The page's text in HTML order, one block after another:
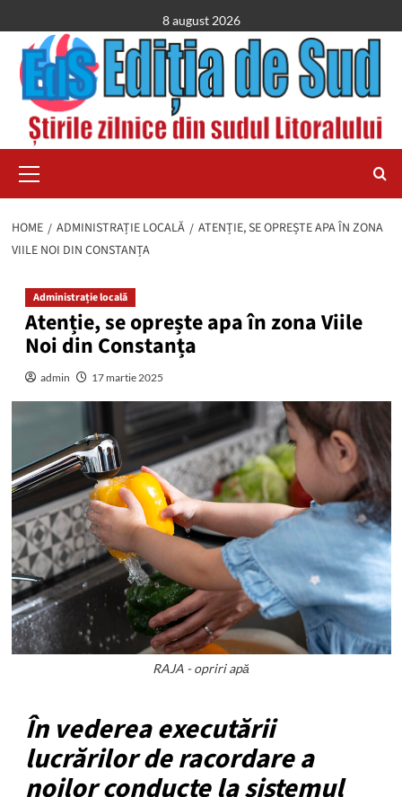
to
content
8 august 2026
Menu
HOME ADMINISTRAȚIE LOCALĂ
ATENȚIE, SE OPREȘTE APA ÎN ZONA
VIILE NOI DIN CONSTANȚA
Administrație locală
Atenție, se oprește apa în zona Viile
Noi din Constanța
admin 17 martie 2025
RAJA - opriri apă
În vederea executării
lucrărilor de racordare a
noilor conducte la sistemul